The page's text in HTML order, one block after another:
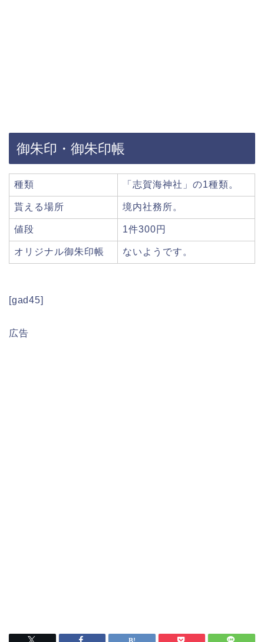
御朱印・御朱印帳
種類 「志賀海神社」の1種類。
貰える場所 境内社務所。
値段 1件300円
オリジナル御朱印帳 ないようです。
[gad45]
広告